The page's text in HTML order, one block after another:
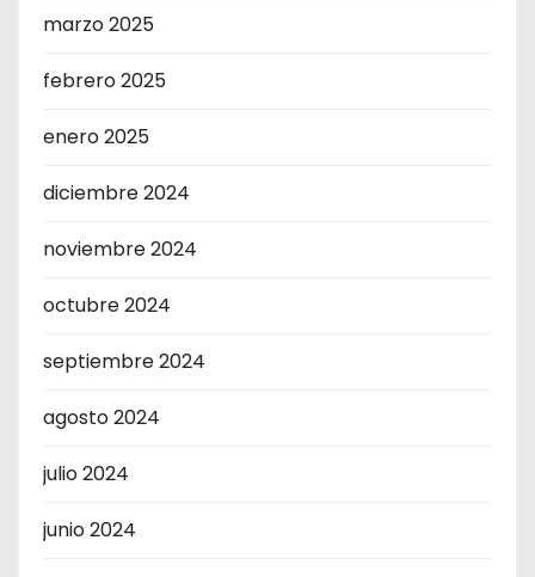
marzo 2025
febrero 2025
enero 2025
diciembre 2024
noviembre 2024
octubre 2024
septiembre 2024
agosto 2024
julio 2024
junio 2024